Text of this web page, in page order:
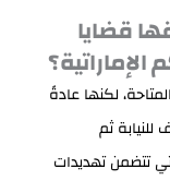
قضايا
الإماراتية؟
لكنها عادةً
للنيابة ثم
تتضمن تهديدات